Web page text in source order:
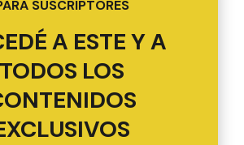
SUSCRIPTORES
A ESTE Y A
TODOS LOS